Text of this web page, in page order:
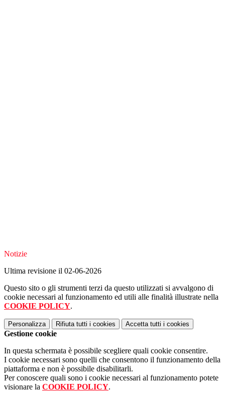
Notizie
Ultima revisione il 02-06-2026
Questo sito o gli strumenti terzi da questo utilizzati si avvalgono di
cookie necessari al funzionamento ed utili alle finalità illustrate nella
COOKIE POLICY.
Personalizza Rifiuta tutti i cookies Accetta tutti i cookies
Gestione cookie
In questa schermata è possibile scegliere quali cookie consentire.
I cookie necessari sono quelli che consentono il funzionamento della
piattaforma e non è possibile disabilitarli.
Per conoscere quali sono i cookie necessari al funzionamento potete
visionare la COOKIE POLICY.